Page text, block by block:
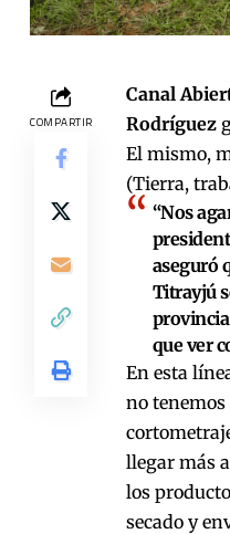
COMPARTIR
Canal
Rodríguez
El mismo,
(Tierra,
“Nos
aseguró
Titrayjú
que ver
En esta
no
llegar más
los
secado y